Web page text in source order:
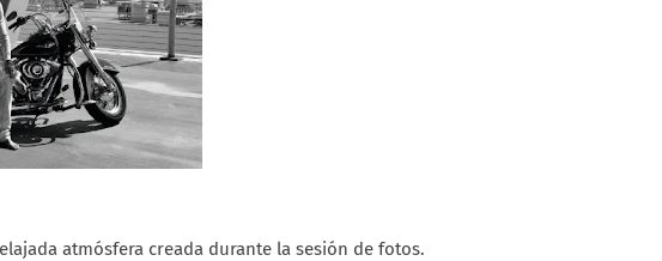
atmósfera creada durante la sesión de fotos.